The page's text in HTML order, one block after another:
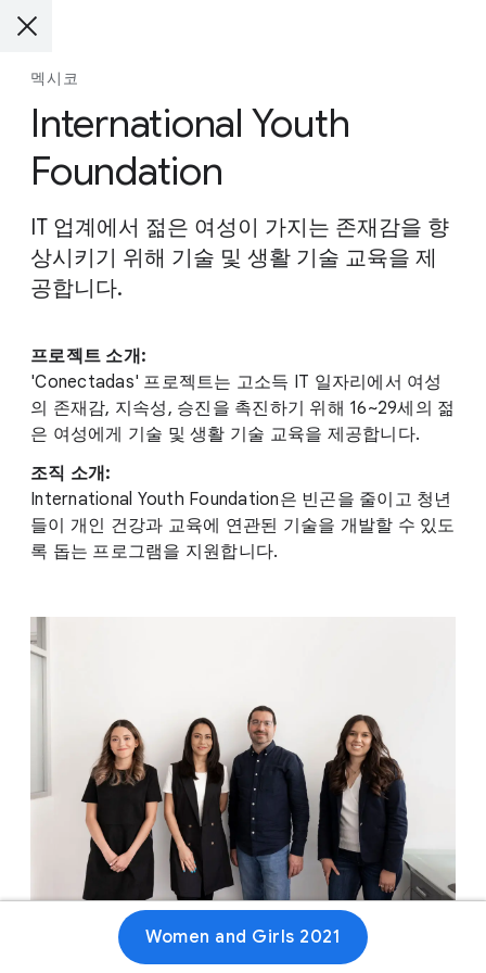
멕시코
International Youth
Foundation
IT 업계에서 젊은 여성이 가지는 존재감을 향
상시키기 위해 기술 및 생활 기술 교육을 제
공합니다.
프로젝트 소개:
'Conectadas' 프로젝트는 고소득 IT 일자리에서 여성
의 존재감, 지속성, 승진을 촉진하기 위해 16~29세의 젊
은 여성에게 기술 및 생활 기술 교육을 제공합니다.
조직 소개:
International Youth Foundation은 빈곤을 줄이고 청년
들이 개인 건강과 교육에 연관된 기술을 개발할 수 있도
록 돕는 프로그램을 지원합니다.
Women and Girls 2021